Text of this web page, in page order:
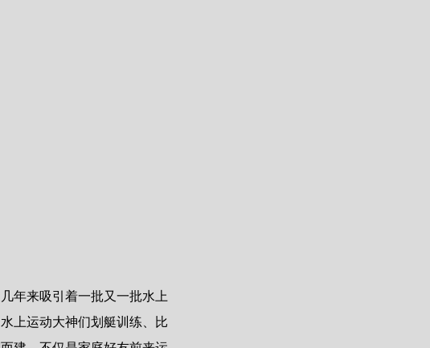
年来吸引着一批又一批水上
上运动大神们划艇训练、比